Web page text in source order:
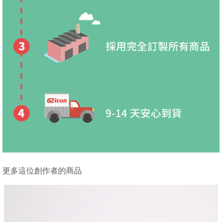
更多這位創作者的商品